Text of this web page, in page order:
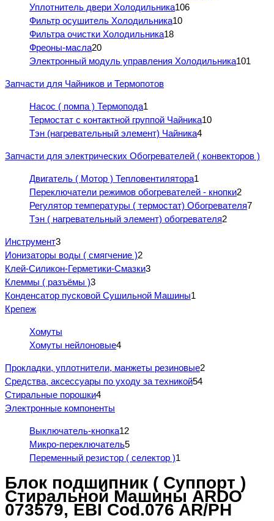
Уплотнитель двери Холодильника106
Фильтр осушитель Холодильника10
Фильтра очистки Холодильника18
Фреоны-масла20
Электронный модуль управления Холодильника101
Запчасти для Чайников и Термопотов
Насос ( помпа ) Термопода1
Термостат с контактной группой Чайника10
Тэн (нагревательный элемент) Чайника4
Запчасти для электрических Обогревателей ( конвекторов )
Двигатель ( Мотор ) Тепловентилятора1
Переключатели режимов обогревателей - кнопки2
Регулятор температуры ( термостат) Обогревателя7
Тэн ( нагревательный элемент) обогревателя2
Инструмент3
Ионизаторы воды ( смягчение )2
Клей-Силикон-Герметики-Смазки3
Клеммы ( разъёмы )3
Конденсатор пусковой Сушильной Машины1
Крепеж
Хомуты
Хомуты нейлоновые4
Прокладки, уплотнители, манжеты резиновые2
Средства, аксессуары по уходу за техникой54
Стиральные порошки4
Электронные компоненты
Выключатель-кнопка12
Микро-переключатель5
Переменный резистор ( селектор )1
Блок подшипник ( Суппорт )
Стиральной Машины ARDO
073579, EBI Cod.076 AR/PH